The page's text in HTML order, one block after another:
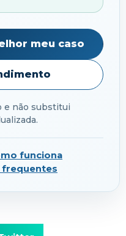
meu caso
e não substitui
funciona
frequentes